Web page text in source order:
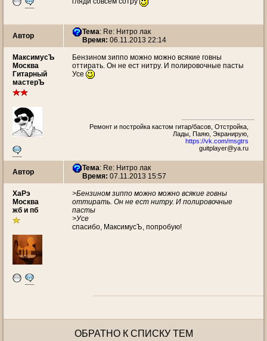
Автор Тема: Re: Нитро лак
Время: 06.11.2013 22:14
МаксимусЪ
Москва
Гитарный
мастерЪ
Бензином зиппо можно можно всякие говны
оттирать. Он не ест нитру. И полировочные пасты
Усе
Ремонт и постройка кастом гитар/басов, Отстройка,
Лады, Паяю, Экранирую,
https://vk.com/msgtrs
guitplayer@ya.ru
Автор Тема: Re: Нитро лак
Время: 07.11.2013 15:57
ХаРэ
Москва
жб и пб
>Бензином зиппо можно можно всякие говны
оттирать. Он не ест нитру. И полировочные
пасты
>Усе
спасибо, МаксимусЪ, попробую!
ОБРАТНО К СПИСКУ ТЕМ